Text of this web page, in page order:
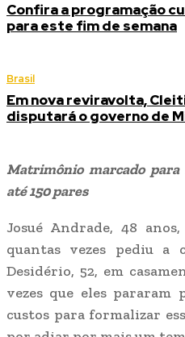
Confira a programação
para este fim de semana
Brasil
Em nova reviravolta,
disputará o governo de
Matrimônio marcado
até 150 pares
Josué Andrade, 48
quantas vezes pediu a
Desidério, 52, em
vezes que eles pararam
custos para formalizar